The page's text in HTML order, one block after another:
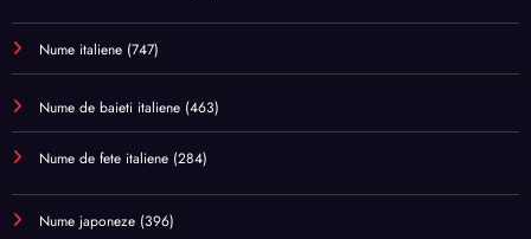
Nume italiene (747)
Nume de baieti italiene (463)
Nume de fete italiene (284)
Nume japoneze (396)